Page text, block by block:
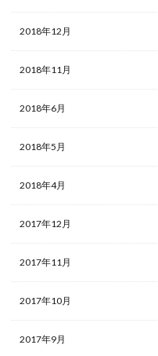
2018年12月
2018年11月
2018年6月
2018年5月
2018年4月
2017年12月
2017年11月
2017年10月
2017年9月